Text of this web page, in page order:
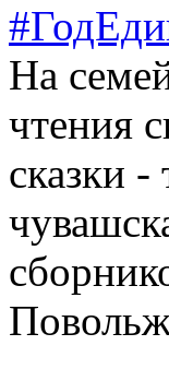
На
чтения
сказки